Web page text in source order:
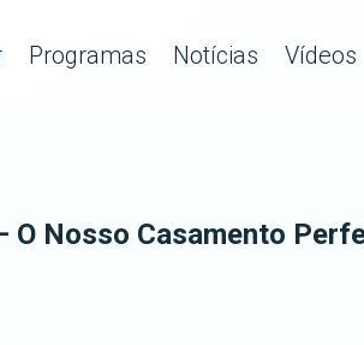
Programas Notícias Vídeos
O Nosso Casamento